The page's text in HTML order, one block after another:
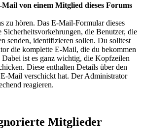
von einem Mitglied dieses Forums
zu hören. Das E-Mail-Formular dieses
Sicherheitsvorkehrungen, die Benutzer, die
senden, identifizieren sollen. Du solltest
die komplette E-Mail, die du bekommen
Dabei ist es ganz wichtig, die Kopfzeilen
Diese enthalten Details über den
Mail verschickt hat. Der Administrator
reagieren.
Mitglieder